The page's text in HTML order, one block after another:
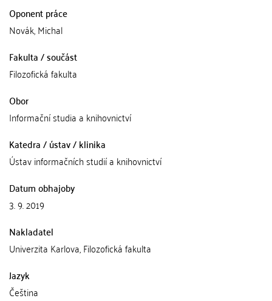
Oponent práce
Novák, Michal
Fakulta / součást
Filozofická fakulta
Obor
Informační studia a knihovnictví
Katedra / ústav / klinika
Ústav informačních studií a knihovnictví
Datum obhajoby
3. 9. 2019
Nakladatel
Univerzita Karlova, Filozofická fakulta
Jazyk
Čeština